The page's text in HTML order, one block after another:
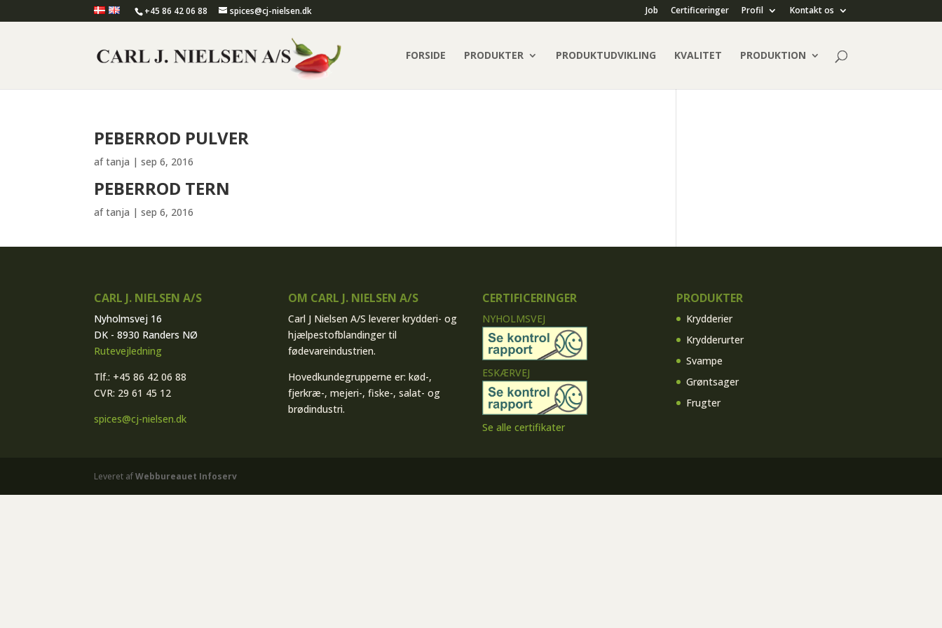
+45 86 42 06 88 spices@cj-nielsen.dk Job Certificeringer Profil Kontakt os
FORSIDE PRODUKTER PRODUKTUDVIKLING KVALITET PRODUKTION
PEBERROD PULVER
aftanja |sep 6, 2016
PEBERROD TERN
aftanja |sep 6, 2016
CARL J. NIELSEN A/S
Nyholmsvej 16
DK - 8930 Randers NØ
Rutevejledning
Tlf.: +45 86 42 06 88
CVR: 29 61 45 12
spices@cj-nielsen.dk
OM CARL J. NIELSEN A/S
Carl J Nielsen A/S leverer krydderi- og
hjælpestofblandinger til
fødevareindustrien.
Hovedkundegrupperne er: kød-,
fjerkræ-, mejeri-, fiske-, salat- og
brødindustri.
CERTIFICERINGER
NYHOLMSVEJ
ESKÆRVEJ
Se alle certifikater
PRODUKTER
Krydderier
Krydderurter
Svampe
Grøntsager
Frugter
Leveret afWebbureauet Infoserv